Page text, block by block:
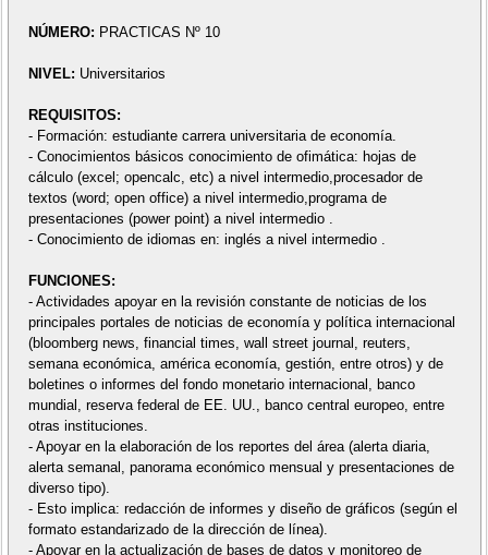
NÚMERO: PRACTICAS Nº 10
NIVEL: Universitarios
REQUISITOS:
- Formación: estudiante carrera universitaria de economía.
- Conocimientos básicos conocimiento de ofimática: hojas de
cálculo (excel; opencalc, etc) a nivel intermedio,procesador de
textos (word; open office) a nivel intermedio,programa de
presentaciones (power point) a nivel intermedio .
- Conocimiento de idiomas en: inglés a nivel intermedio .
FUNCIONES:
- Actividades apoyar en la revisión constante de noticias de los
principales portales de noticias de economía y política internacional
(bloomberg news, financial times, wall street journal, reuters,
semana económica, américa economía, gestión, entre otros) y de
boletines o informes del fondo monetario internacional, banco
mundial, reserva federal de EE. UU., banco central europeo, entre
otras instituciones.
- Apoyar en la elaboración de los reportes del área (alerta diaria,
alerta semanal, panorama económico mensual y presentaciones de
diverso tipo).
- Esto implica: redacción de informes y diseño de gráficos (según el
formato estandarizado de la dirección de línea).
- Apoyar en la actualización de bases de datos y monitoreo de